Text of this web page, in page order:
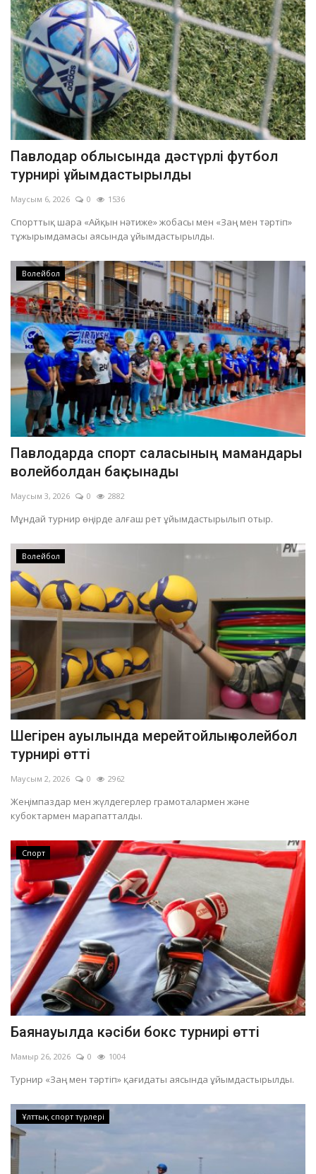
Павлодар облысында дәстүрлі футбол
турнирі ұйымдастырылды
Маусым 6, 2026 0 1536
Спорттық шара «Айқын нәтиже» жобасы мен «Заң мен тәртіп»
тұжырымдамасы аясында ұйымдастырылды.
Волейбол
Павлодарда спорт саласының мамандары
волейболдан бақ сынады
Маусым 3, 2026 0 2882
Мұндай турнир өңірде алғаш рет ұйымдастырылып отыр.
Волейбол
Шегірен ауылында мерейтойлық волейбол
турнирі өтті
Маусым 2, 2026 0 2962
Жеңімпаздар мен жүлдегерлер грамоталармен және
кубоктармен марапатталды.
Спорт
Баянауылда кәсіби бокс турнирі өтті
Мамыр 26, 2026 0 1004
Турнир «Заң мен тәртіп» қағидаты аясында ұйымдастырылды.
Ұлттық спорт түрлері